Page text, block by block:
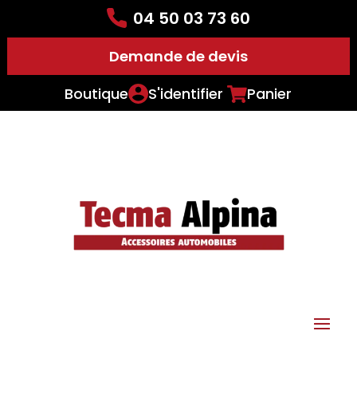
04 50 03 73 60
Demande de devis
Boutique
S'identifier Panier